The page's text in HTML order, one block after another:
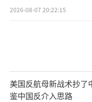
2026-08-07 20:22:15
美国反航母新战术抄了
鉴中国反介入思路